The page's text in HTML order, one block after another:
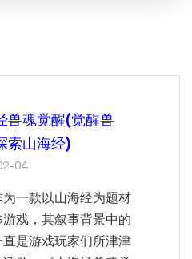
兽魂觉醒(觉醒兽
索山海经)
04
一款以山海经为题材
游戏，其叙事背景中的
是游戏玩家们所津津